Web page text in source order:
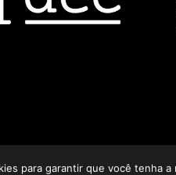
para garantir que você tenha